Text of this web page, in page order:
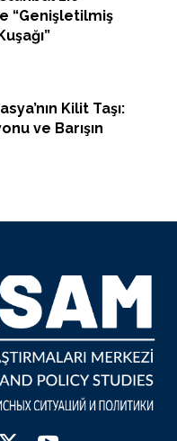
“Genişletilmiş
Kilit Taşı:
ve Barışın